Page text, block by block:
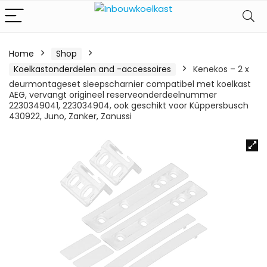
Home
Shop
Koelkastonderdelen and -accessoires
Kenekos – 2 x
deurmontageset sleepscharnier compatibel met koelkast
AEG, vervangt origineel reserveonderdeelnummer
2230349041, 223034904, ook geschikt voor Küppersbusch
430922, Juno, Zanker, Zanussi